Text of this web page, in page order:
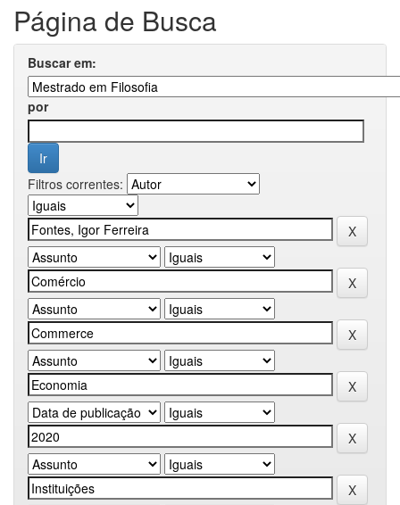
Página de Busca
Buscar em:
por
Filtros correntes: